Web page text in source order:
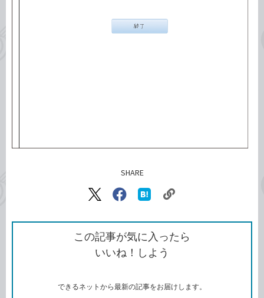
SHARE
X（旧
で
シ
ェ
ア
Facebook
シ
ェ
ア
な
ッ
ク
ク
ク
を
コ
この記事が気に入ったら
いいね！しよう
できるネットから最新の記事をお届けします。